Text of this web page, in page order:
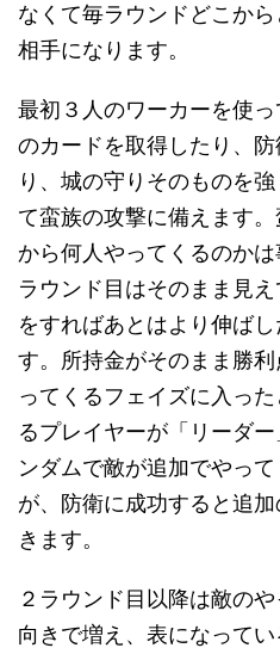
なくて毎ラウンドどこか
相手になります。
最初３人のワーカーを使
のカードを取得したり、
り、城の守りそのものを
て蛮族の攻撃に備えます
から何人やってくるのか
ラウンド目はそのまま見
をすればあとはより伸ば
す。所持金がそのまま勝
ってくるフェイズに入っ
るプレイヤーが「リーダ
ンダムで敵が追加でやっ
が、防衛に成功すると追
きます。
２ラウンド目以降は敵の
向きで増え、表になって